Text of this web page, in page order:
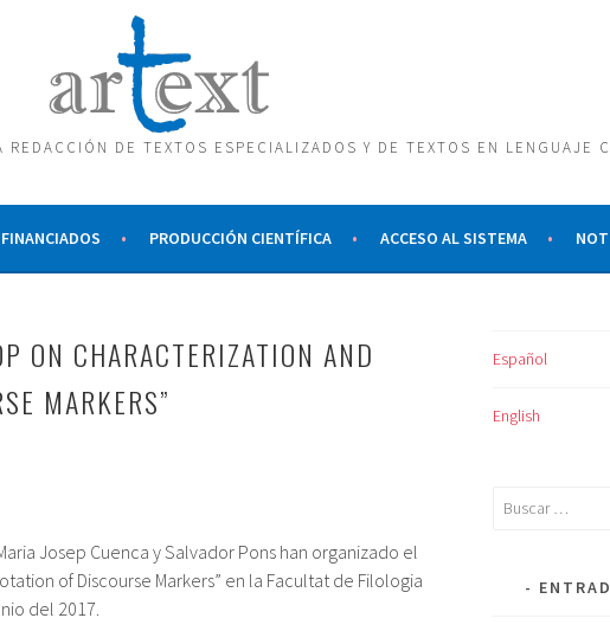
DE TEXTOS ESPECIALIZADOS Y DE TEXTOS EN LENGUAJE
PRODUCCIÓN CIENTÍFICA ACCESO AL SISTEMA
ON CHARACTERIZATION AND
MARKERS”
Josep Cuenca y Salvador Pons han organizado el
of Discourse Markers” en la Facultat de Filologia
del 2017.
Español
English
Buscar: